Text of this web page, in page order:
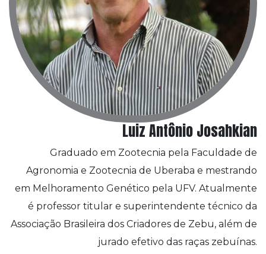
Luiz Antônio Josahkian
Graduado em Zootecnia pela Faculdade de
Agronomia e Zootecnia de Uberaba e mestrando
em Melhoramento Genético pela UFV. Atualmente
é professor titular e superintendente técnico da
Associação Brasileira dos Criadores de Zebu, além de
jurado efetivo das raças zebuínas.